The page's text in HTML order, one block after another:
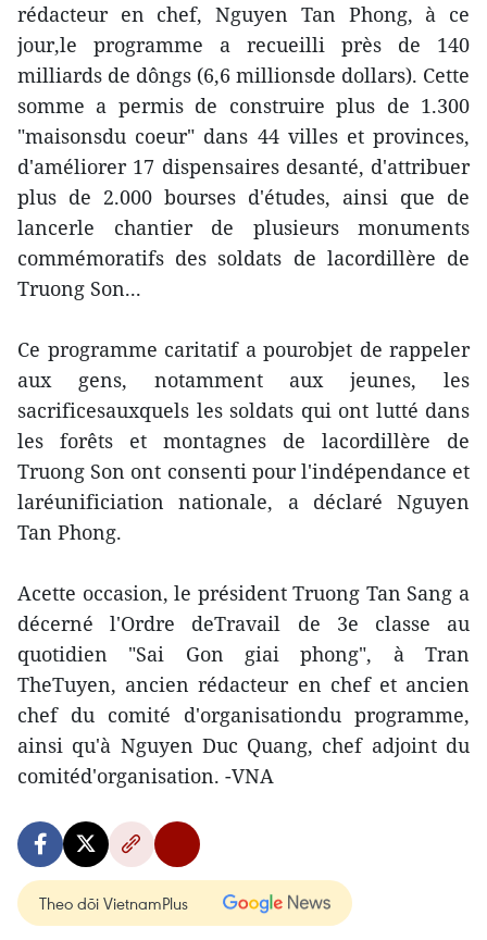
rédacteur en chef, Nguyen Tan Phong, à ce
jour,le programme a recueilli près de 140
milliards de dôngs (6,6 millionsde dollars). Cette
somme a permis de construire plus de 1.300
"maisonsdu coeur" dans 44 villes et provinces,
d'améliorer 17 dispensaires desanté, d'attribuer
plus de 2.000 bourses d'études, ainsi que de
lancerle chantier de plusieurs monuments
commémoratifs des soldats de lacordillère de
Truong Son...
Ce programme caritatif a pourobjet de rappeler
aux gens, notamment aux jeunes, les
sacrificesauxquels les soldats qui ont lutté dans
les forêts et montagnes de lacordillère de
Truong Son ont consenti pour l'indépendance et
laréunificiation nationale, a déclaré Nguyen
Tan Phong.
Acette occasion, le président Truong Tan Sang a
décerné l'Ordre deTravail de 3e classe au
quotidien "Sai Gon giai phong", à Tran
TheTuyen, ancien rédacteur en chef et ancien
chef du comité d'organisationdu programme,
ainsi qu'à Nguyen Duc Quang, chef adjoint du
comitéd'organisation. -VNA
Theo dõi VietnamPlus